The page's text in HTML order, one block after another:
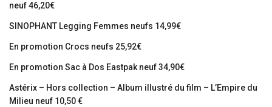
neuf 46,20€
SINOPHANT Legging Femmes neufs 14,99€
En promotion Crocs neufs 25,92€
En promotion Sac à Dos Eastpak neuf 34,90€
Astérix – Hors collection – Album illustré du film – L’Empire du
Milieu neuf 10,50 €